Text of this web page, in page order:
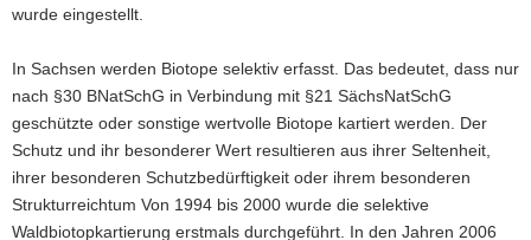
wurde eingestellt.
In Sachsen werden Biotope selektiv erfasst. Das bedeutet, dass nur
nach §30 BNatSchG in Verbindung mit §21 SächsNatSchG
geschützte oder sonstige wertvolle Biotope kartiert werden. Der
Schutz und ihr besonderer Wert resultieren aus ihrer Seltenheit,
ihrer besonderen Schutzbedürftigkeit oder ihrem besonderen
Strukturreichtum Von 1994 bis 2000 wurde die selektive
Waldbiotopkartierung erstmals durchgeführt. In den Jahren 2006